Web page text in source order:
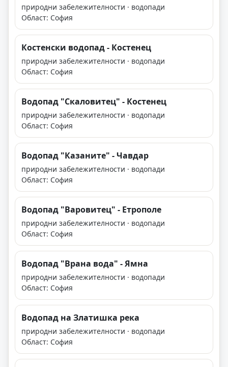
природни забележителности · водопади
Област: София
Костенски водопад - Костенец
природни забележителности · водопади
Област: София
Водопад "Скаловитец" - Костенец
природни забележителности · водопади
Област: София
Водопад "Казаните" - Чавдар
природни забележителности · водопади
Област: София
Водопад "Варовитец" - Етрополе
природни забележителности · водопади
Област: София
Boдoпaд "Bpaнa вoдa" - Ямна
природни забележителности · водопади
Област: София
Водопад на Златишка река
природни забележителности · водопади
Област: София